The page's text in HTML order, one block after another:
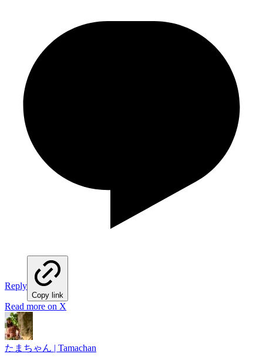
Reply
Copy link
Read more on X
たまちゃん | Tamachan